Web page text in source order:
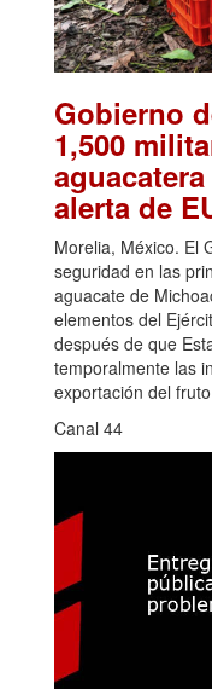
Gobierno
1,500
alerta de
Morelia, México. El
seguridad en las
aguacate de
elementos del
después de que
temporalmente las
exportación del
Canal 44